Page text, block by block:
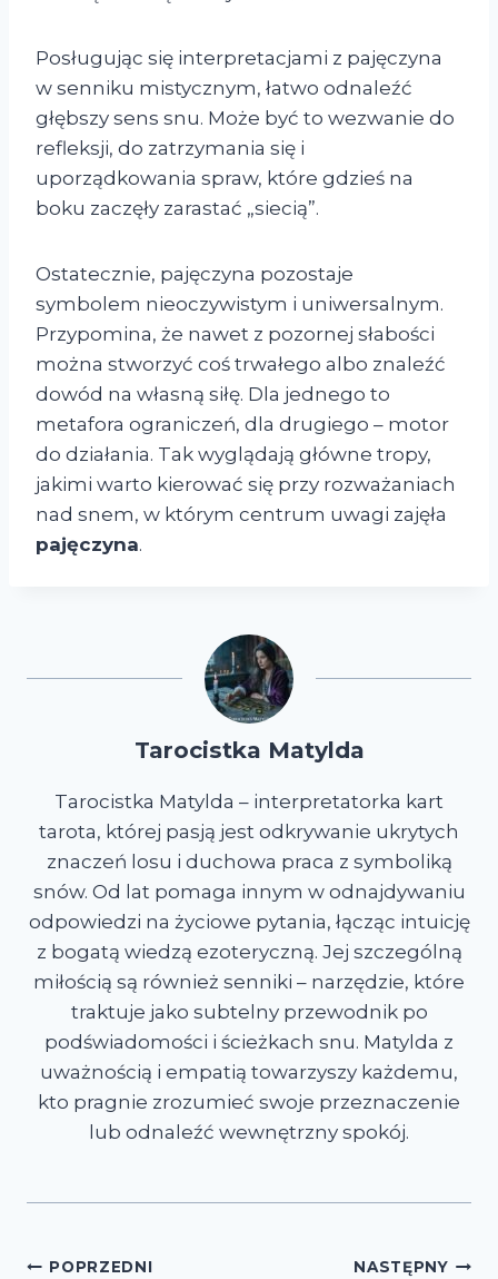
Posługując się interpretacjami z pajęczyna
w senniku mistycznym, łatwo odnaleźć
głębszy sens snu. Może być to wezwanie do
refleksji, do zatrzymania się i
uporządkowania spraw, które gdzieś na
boku zaczęły zarastać „siecią”.
Ostatecznie, pajęczyna pozostaje
symbolem nieoczywistym i uniwersalnym.
Przypomina, że nawet z pozornej słabości
można stworzyć coś trwałego albo znaleźć
dowód na własną siłę. Dla jednego to
metafora ograniczeń, dla drugiego – motor
do działania. Tak wyglądają główne tropy,
jakimi warto kierować się przy rozważaniach
nad snem, w którym centrum uwagi zajęła
pajęczyna.
Tarocistka Matylda
Tarocistka Matylda – interpretatorka kart
tarota, której pasją jest odkrywanie ukrytych
znaczeń losu i duchowa praca z symboliką
snów. Od lat pomaga innym w odnajdywaniu
odpowiedzi na życiowe pytania, łącząc intuicję
z bogatą wiedzą ezoteryczną. Jej szczególną
miłością są również senniki – narzędzie, które
traktuje jako subtelny przewodnik po
podświadomości i ścieżkach snu. Matylda z
uważnością i empatią towarzyszy każdemu,
kto pragnie zrozumieć swoje przeznaczenie
lub odnaleźć wewnętrzny spokój.
POPRZEDNI NASTĘPNY